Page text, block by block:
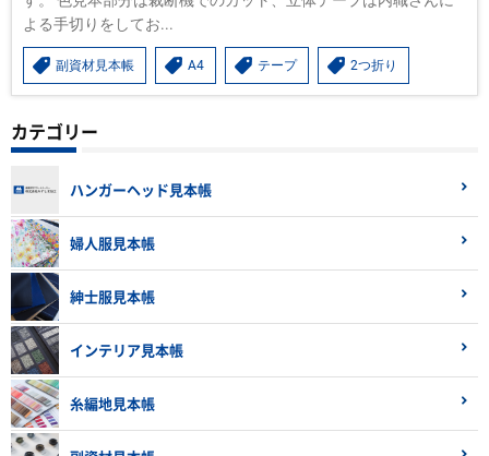
よる手切りをしてお...
副資材見本帳 A4 テープ 2つ折り
カテゴリー
ハンガーヘッド見本帳
婦人服見本帳
紳士服見本帳
インテリア見本帳
糸編地見本帳